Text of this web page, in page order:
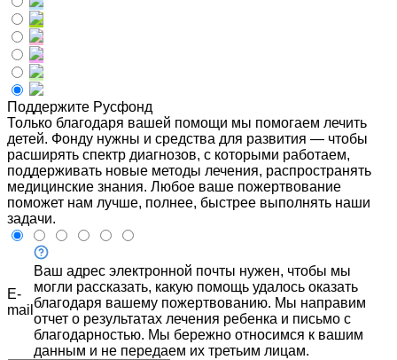
Поддержите Русфонд
Только благодаря вашей помощи мы помогаем лечить
детей. Фонду нужны и средства для развития — чтобы
расширять спектр диагнозов, с которыми работаем,
поддерживать новые методы лечения, распространять
медицинские знания. Любое ваше пожертвование
поможет нам лучше, полнее, быстрее выполнять наши
задачи.
E-
mail
Ваш адрес электронной почты нужен, чтобы мы
могли рассказать, какую помощь удалось оказать
благодаря вашему пожертвованию. Мы направим
отчет о результатах лечения ребенка и письмо с
благодарностью. Мы бережно относимся к вашим
данным и не передаем их третьим лицам.